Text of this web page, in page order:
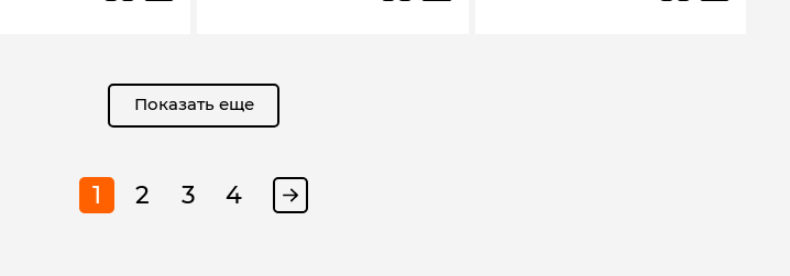
Показать еще
1 2 3 4